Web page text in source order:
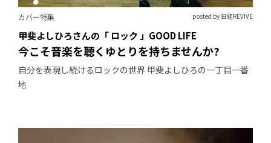
カバー特集 posted by 日経REVIVE
甲斐よしひろさんの「 ロック 」GOOD LIFE
今こそ音楽を聴くゆとりを持ちませんか?
自分を表現し続けるロックの世界 甲斐よしひろの一丁目一番
地